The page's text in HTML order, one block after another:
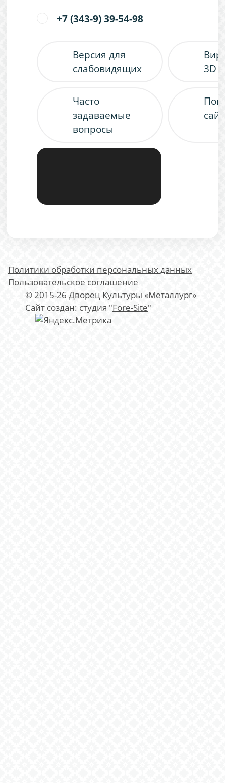
+7 (343-9) 39-54-98
Версия для
слабовидящих
3D
Часто
задаваемые
вопросы
Политики обработки персональных данных
Пользовательское соглашение
© 2015-26 Дворец Культуры «Металлург»
Сайт создан: студия "Fore-Site"